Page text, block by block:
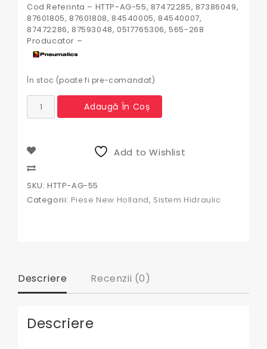
Cod Referinta – HTTP-AG-55, 87472285, 87386049,
87601805, 87601808, 84540005, 84540007,
87472286, 87593048, 0517765306, 565-268
Producator –
În stoc (poate fi pre-comandat)
Cantitate
Pompa
Holland
HTTP-
AG-
87472285,
87386049,
0517765306,
565-
Adaugă În Coș
Add to Wishlist
SKU: HTTP-AG-55
Categorii: Piese New Holland, Sistem Hidraulic
Descriere Recenzii (0)
Descriere